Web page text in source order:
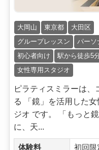
大岡山 東京都
大田区
グループレッスン
パーソ
初心者向け
駅から徒歩5
女性専用スタジオ
ピラティスミラーは、
る 「鏡」を活用した
ジオ です。 「もっと
に、天...
体験料 初回限